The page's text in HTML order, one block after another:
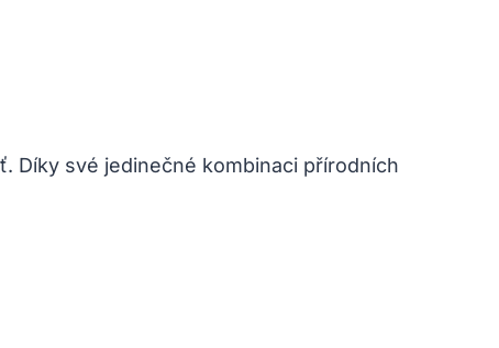
Díky své jedinečné kombinaci přírodních